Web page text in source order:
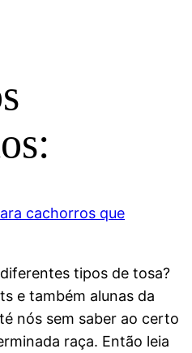
cachorros que
tipos de tosa?
e também alunas da
nós sem saber ao certo
raça. Então leia